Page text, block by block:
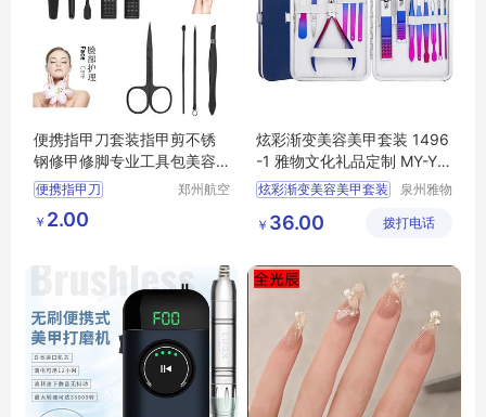
便携指甲刀套装指甲剪不锈
钢修甲修脚专业工具包美容
美甲印字logo
便携指甲刀
指甲剪不锈钢
修甲修脚专业工具
郑州航空
￥ 2.00
炫彩渐变美容美甲套装 1496
-1 雅物文化礼品定制 MY-YH
GM-L5-04
炫彩渐变美容美甲套装
礼品定制 MY
YHGM
泉州雅物
公司
￥ 36.00 拨打电话